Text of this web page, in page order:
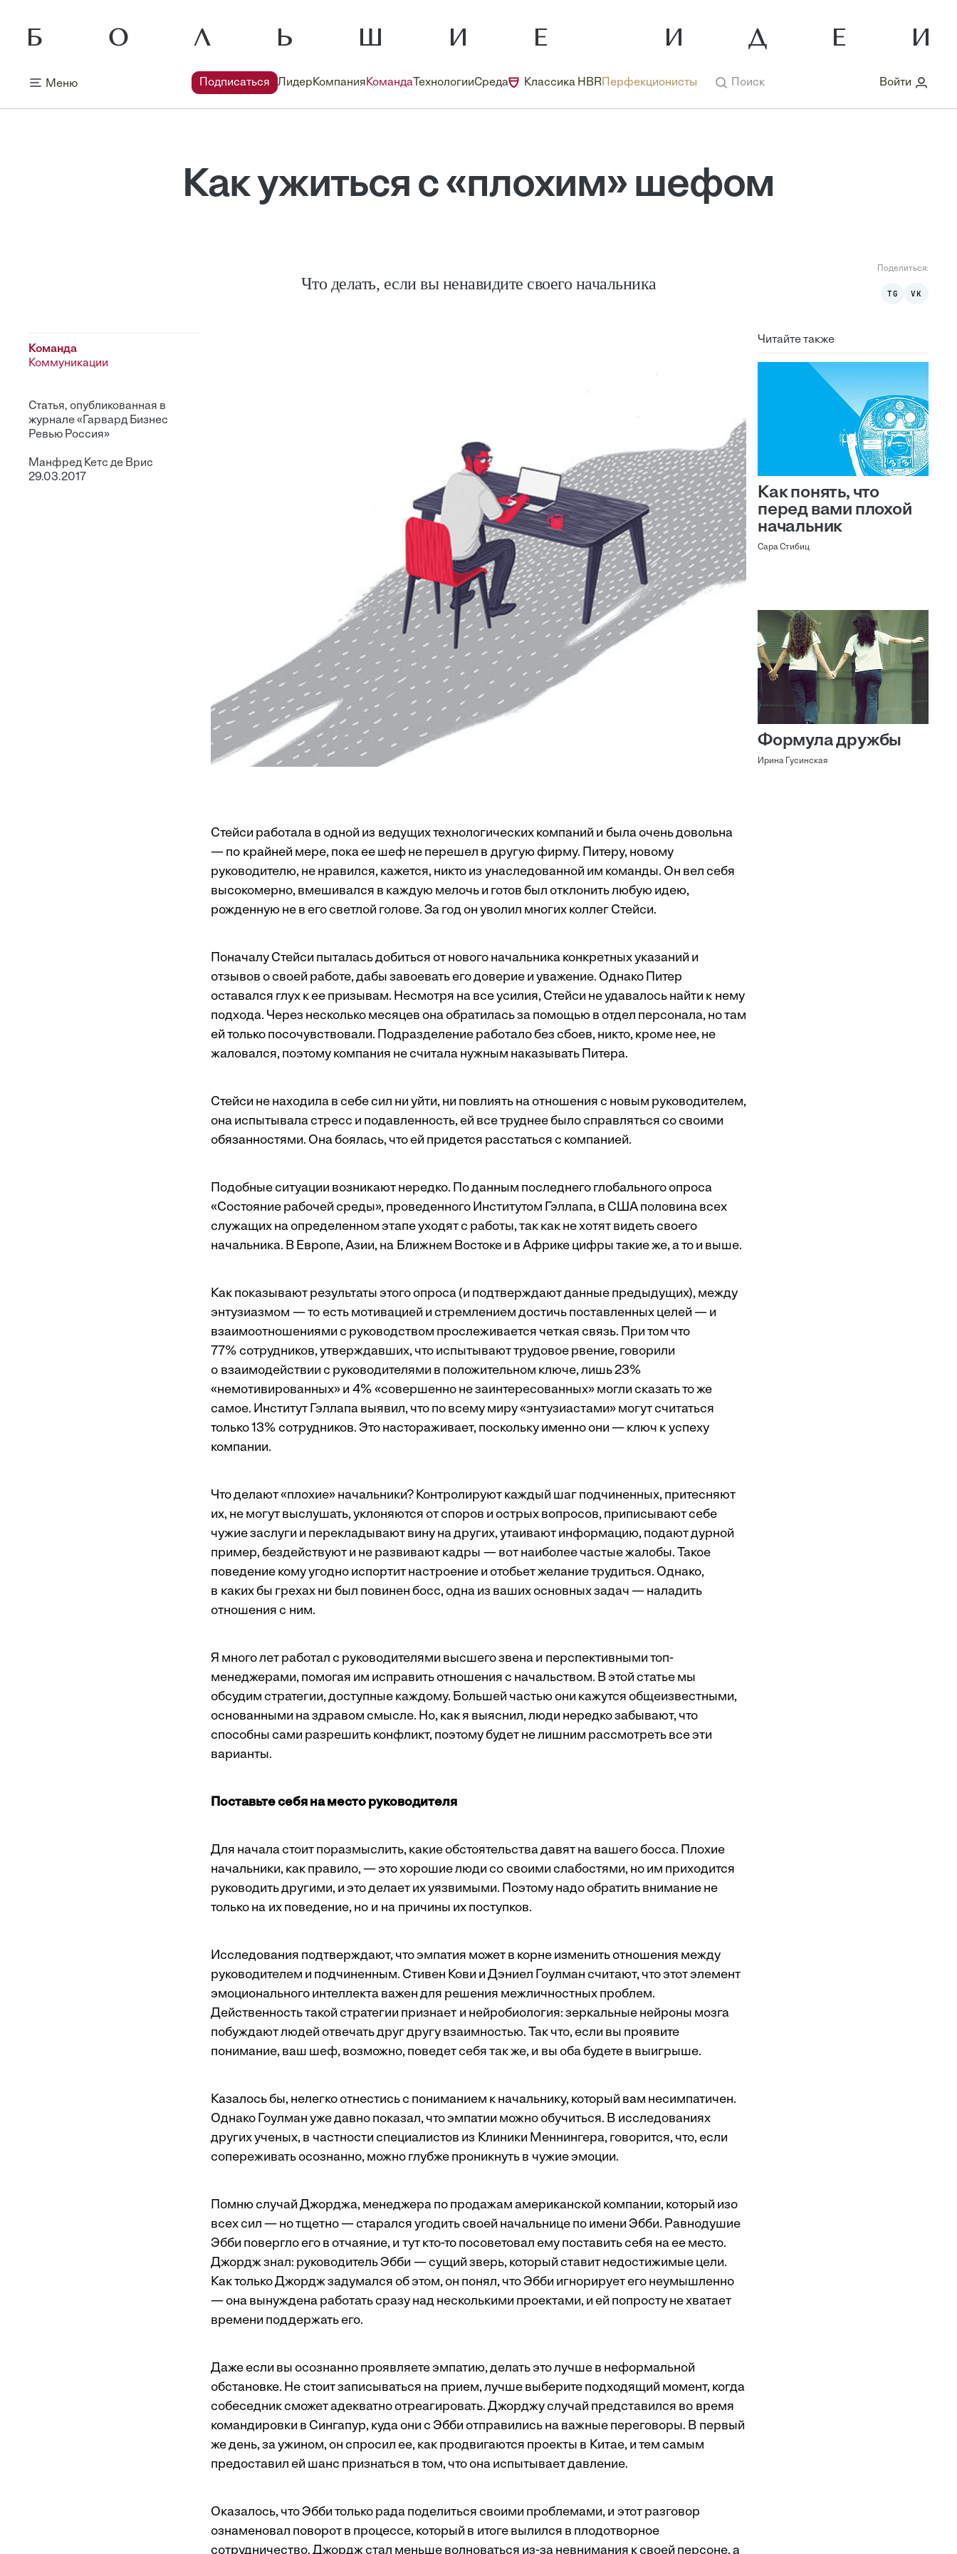
Меню Подписаться ЛидерКомпанияКоманда ТехнологииСреда Классика HBR Перфекционисты Поиск Войти
Как ужиться с «плохим» шефом
Что делать, если вы ненавидите своего начальника
Поделиться:
TG VK
Команда
Коммуникации
Статья, опубликованная в
журнале «Гарвард Бизнес
Ревью Россия»
Манфред Кетс де Врис
29.03.2017
Читайте также
Как понять, что
перед вами плохой
начальник
Сара Стибиц
Формула дружбы
Ирина Гусинская
Cтейси работала в одной из ведущих технологических компаний и была очень довольна
— по крайней мере, пока ее шеф не перешел в другую фирму. Питеру, новому
руководителю, не нравился, кажется, никто из унаследованной им команды. Он вел себя
высокомерно, вмешивался в каждую мелочь и готов был отклонить любую идею,
рожденную не в его светлой голове. За год он уволил многих коллег Стейси.
Поначалу Стейси пыталась добиться от нового начальника конкретных указаний и
отзывов о своей работе, дабы завоевать его доверие и уважение. Однако Питер
оставался глух к ее призывам. Несмотря на все усилия, Стейси не удавалось найти к нему
подхода. Через несколько месяцев она обратилась за помощью в отдел персонала, но там
ей только посочувствовали. Подразделение работало без сбоев, никто, кроме нее, не
жаловался, поэтому компания не считала нужным наказывать Питера.
Стейси не находила в себе сил ни уйти, ни повлиять на отношения с новым руководителем,
она испытывала стресс и подавленность, ей все труднее было справляться со своими
обязанностями. Она боялась, что ей придется расстаться с компанией.
Подобные ситуации возникают нередко. По данным последнего глобального опроса
«Состояние рабочей среды», проведенного Институтом Гэллапа, в США половина всех
служащих на определенном этапе уходят с работы, так как не хотят видеть своего
начальника. В Европе, Азии, на Ближнем Востоке и в Африке цифры такие же, а то и выше.
Как показывают результаты этого опроса (и подтверждают данные предыдущих), между
энтузиазмом — то есть мотивацией и стремлением достичь поставленных целей — и
взаимоотношениями с руководством прослеживается четкая связь. При том что
77% сотрудников, утверждавших, что испытывают трудовое рвение, говорили
о взаимодействии с руководителями в положительном ключе, лишь 23%
«немотивированных» и 4% «совершенно не заинтересованных» могли сказать то же
самое. Институт Гэллапа выявил, что по всему миру «энтузиастами» могут считаться
только 13% сотрудников. Это настораживает, поскольку именно они — ключ к успеху
компании.
Что делают «плохие» начальники? Контролируют каждый шаг подчиненных, притесняют
их, не могут выслушать, уклоняются от споров и острых вопросов, приписывают себе
чужие заслуги и перекладывают вину на других, утаивают информацию, подают дурной
пример, бездействуют и не развивают кадры — вот наиболее частые жалобы. Такое
поведение кому угодно испортит настроение и отобьет желание трудиться. Однако,
в каких бы грехах ни был повинен босс, одна из ваших основных задач — наладить
отношения с ним.
Я много лет работал с руководителями высшего звена и перспективными топ-
менеджерами, помогая им исправить отношения с начальством. В этой статье мы
обсудим стратегии, доступные каждому. Большей частью они кажутся общеизвестными,
основанными на здравом смысле. Но, как я выяснил, люди нередко забывают, что
способны сами разрешить конфликт, поэтому будет не лишним рассмотреть все эти
варианты.
Поставьте себя на место руководителя
Для начала стоит поразмыслить, какие обстоятельства давят на вашего босса. Плохие
начальники, как правило, — это хорошие люди со своими слабостями, но им приходится
руководить другими, и это делает их уязвимыми. Поэтому надо обратить внимание не
только на их поведение, но и на причины их поступков.
Исследования подтверждают, что эмпатия может в корне изменить отношения между
руководителем и подчиненным. Стивен Кови и Дэниел Гоулман считают, что этот элемент
эмоционального интеллекта важен для решения межличностных проблем.
Действенность такой стратегии признает и нейробиология: зеркальные нейроны мозга
побуждают людей отвечать друг другу взаимностью. Так что, если вы проявите
понимание, ваш шеф, возможно, поведет себя так же, и вы оба будете в выигрыше.
Казалось бы, нелегко отнестись с пониманием к начальнику, который вам несимпатичен.
Однако Гоулман уже давно показал, что эмпатии можно обучиться. В исследованиях
других ученых, в частности специалистов из Клиники Меннингера, говорится, что, если
сопереживать осознанно, можно глубже проникнуть в чужие эмоции.
Помню случай Джорджа, менеджера по продажам американской компании, который изо
всех сил — но тщетно — старался угодить своей начальнице по имени Эбби. Равнодушие
Эбби повергло его в отчаяние, и тут кто-то посоветовал ему поставить себя на ее место.
Джордж знал: руководитель Эбби — сущий зверь, который ставит недостижимые цели.
Как только Джордж задумался об этом, он понял, что Эбби игнорирует его неумышленно
— она вынуждена работать сразу над несколькими проектами, и ей попросту не хватает
времени поддержать его.
Даже если вы осознанно проявляете эмпатию, делать это лучше в неформальной
обстановке. Не стоит записываться на прием, лучше выберите подходящий момент, когда
собеседник сможет адекватно отреагировать. Джорджу случай представился во время
командировки в Сингапур, куда они с Эбби отправились на важные переговоры. В первый
же день, за ужином, он спросил ее, как продвигаются проекты в Китае, и тем самым
предоставил ей шанс признаться в том, что она испытывает давление.
Оказалось, что Эбби только рада поделиться своими проблемами, и этот разговор
ознаменовал поворот в процессе, который в итоге вылился в плодотворное
сотрудничество. Джордж стал меньше волноваться из-за невнимания к своей персоне, а